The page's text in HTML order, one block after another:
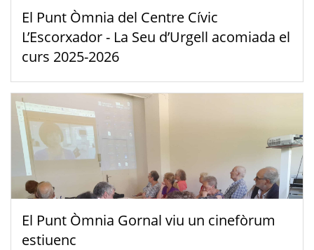
El Punt Òmnia del Centre Cívic
L’Escorxador - La Seu d’Urgell acomiada el
curs 2025-2026
El Punt Òmnia Gornal viu un cinefòrum
estiuenc